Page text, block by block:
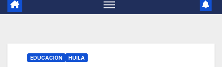
EDUCACIÓN HUILA